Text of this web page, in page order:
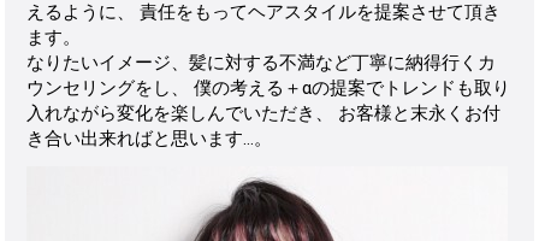
えるように、 責任をもってヘアスタイルを提案させて頂き
ます。
なりたいイメージ、髪に対する不満など丁寧に納得行くカ
ウンセリングをし、 僕の考える＋αの提案でトレンドも取り
入れながら変化を楽しんでいただき、 お客様と末永くお付
き合い出来ればと思います…。